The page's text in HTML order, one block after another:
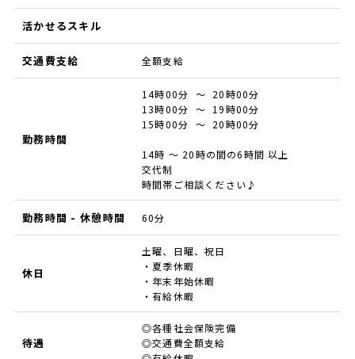
活かせるスキル
交通費支給 全額支給
勤務時間
14時00分 ～ 20時00分
13時00分 ～ 19時00分
15時00分 ～ 20時00分
14時 ～ 20時の間の6時間 以上
交代制
時間帯ご相談ください♪
勤務時間 - 休憩時間 60分
休日
土曜、日曜、祝日
・夏季休暇
・年末年始休暇
・有給休暇
待遇
◎各種社会保険完備
◎交通費全額支給